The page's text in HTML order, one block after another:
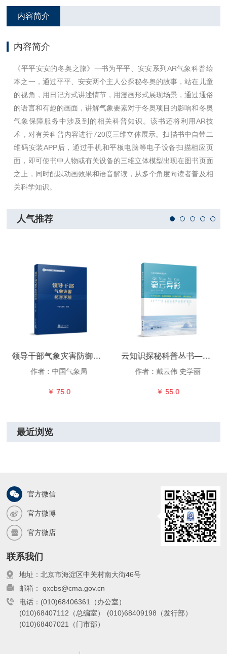
内容简介
内容简介
《平平安安的冬奥之旅》一书为平平、安安系列AR气象科普绘
本之一，通过平平、安安两个主人公探秘冬奥的故事，站在儿童
的视角，用日记方式讲述情节，用漫画形式展现场景，通过通俗
的语言和有趣的画面，讲解气象要素对于冬奥项目的影响和冬奥
气象保障服务中涉及到的相关科普知识。该书还将利用AR技
术，对有关科普内容进行720度三维立体展示。扫描书中自带二
维码安装APP后，通过手机和平板电脑等电子设备扫描相应页
面，即可使书中人物或有关设备的三维立体模型出现在图书页面
之上，同时配以动画效果和语音解读，从多个角度向读者普及相
关科学知识。
人气推荐
领导干部气象灾害防御手册
作者：中国气象局
￥ 75.0
云知识探秘科普丛书——奇云异彩
作者：戴云伟 史学丽
￥ 55.0
最近浏览
官方微信
官方微博
官方微店
联系我们
地址：北京市海淀区中关村南大街46号
邮箱： qxcbs@cma.gov.cn
电话：(010)68406361（办公室）
(010)68407112（总编室）
(010)68409198（发行部）
(010)68407021（门市部）